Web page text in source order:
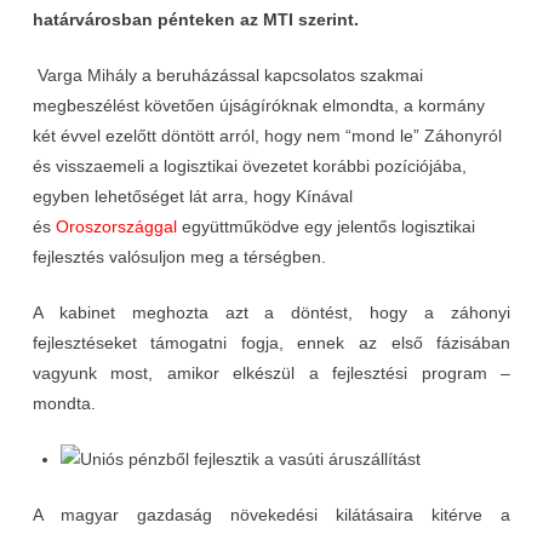
határvárosban pénteken az MTI szerint.
Varga Mihály a beruházással kapcsolatos szakmai
megbeszélést követően újságíróknak elmondta, a kormány
két évvel ezelőtt döntött arról, hogy nem “mond le” Záhonyról
és visszaemeli a logisztikai övezetet korábbi pozíciójába,
egyben lehetőséget lát arra, hogy Kínával
és Oroszországgalegyüttműködve egy jelentős logisztikai
fejlesztés valósuljon meg a térségben.
A kabinet meghozta azt a döntést, hogy a záhonyi
fejlesztéseket támogatni fogja, ennek az első fázisában
vagyunk most, amikor elkészül a fejlesztési program –
mondta.
A magyar gazdaság növekedési kilátásaira kitérve a